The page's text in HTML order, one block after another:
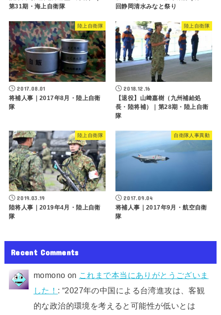
第31期・海上自衛隊
回静岡清水みなと祭り
陸上自衛隊
2017.08.01
将補人事｜2017年8月・陸上自衛
隊
陸上自衛隊
2018.12.16
【退役】山﨑嘉樹（九州補給処
長・陸将補）｜第28期・陸上自衛
隊
陸上自衛隊
2019.03.19
陸将人事｜2019年4月・陸上自衛
隊
自衛隊人事異動
2017.09.04
将補人事｜2017年9月・航空自衛
隊
Recent Comments
momono on これまで本当にありがとうございま
した！ : “2027年の中国による台湾進攻は、客観
的な政治的環境を考えると可能性が低いとは